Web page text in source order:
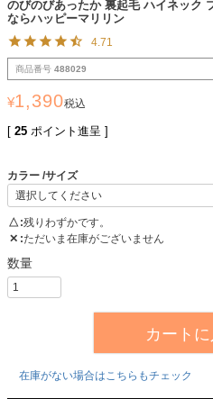
のびのびあったか 裏起毛 ハイネック
ならハッピーマリリン
4.71
商品番号 488029
¥1,390税込
[ 25 ポイント進呈 ]
カラー サイズ
△ 残りわずかです。
✕ ただいま在庫がございません
カート
在庫がない場合はこちらもチェック